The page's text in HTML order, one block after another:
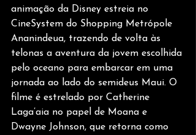
animação da Disney estreia no
CineSystem do Shopping Metrópole
Ananindeua, trazendo de volta às
telonas a aventura da jovem escolhida
pelo oceano para embarcar em uma
jornada ao lado do semideus Maui. O
filme é estrelado por Catherine
Laga’aia no papel de Moana e
Dwayne Johnson, que retorna como